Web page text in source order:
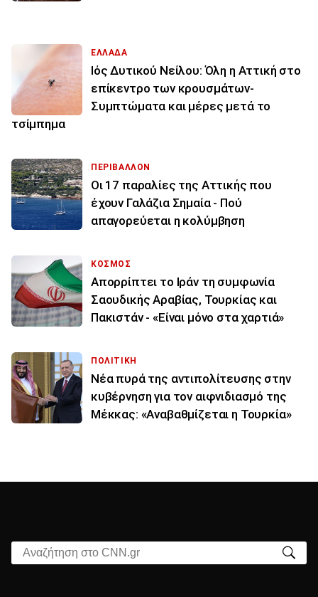
ΕΛΛΑΔΑ
Ιός Δυτικού Νείλου: Όλη η Αττική στο
επίκεντρο των κρουσμάτων-
Συμπτώματα και μέρες μετά το
τσίμπημα
ΠΕΡΙΒΑΛΛΟΝ
Οι 17 παραλίες της Αττικής που
έχουν Γαλάζια Σημαία - Πού
απαγορεύεται η κολύμβηση
ΚΟΣΜΟΣ
Απορρίπτει το Ιράν τη συμφωνία
Σαουδικής Αραβίας, Τουρκίας και
Πακιστάν - «Είναι μόνο στα χαρτιά»
ΠΟΛΙΤΙΚΗ
Νέα πυρά της αντιπολίτευσης στην
κυβέρνηση για τον αιφνιδιασμό της
Μέκκας: «Αναβαθμίζεται η Τουρκία»
Αναζήτηση στο CNN.gr